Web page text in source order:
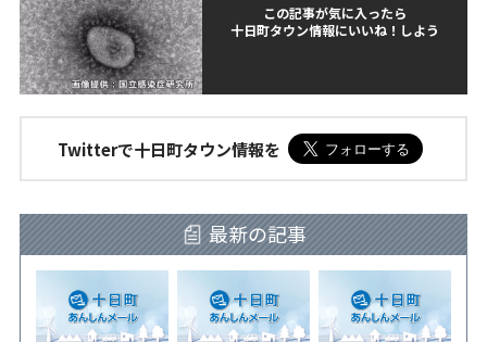
この記事が気に入ったら
十日町タウン情報にいいね！しよう
Twitterで十日町タウン情報を
最新の記事